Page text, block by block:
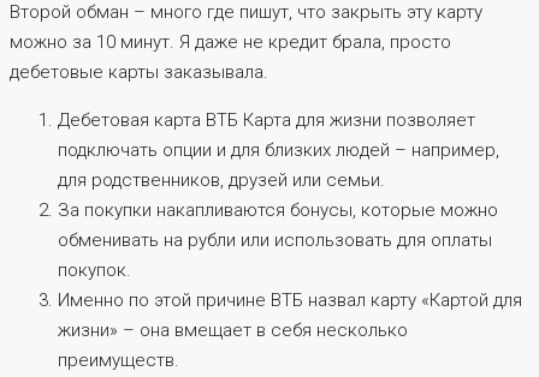
Второй обман – много где пишут, что закрыть эту карту
можно за 10 минут. Я даже не кредит брала, просто
дебетовые карты заказывала.
Дебетовая карта ВТБ Карта для жизни позволяет
подключать опции и для близких людей – например,
для родственников, друзей или семьи.
За покупки накапливаются бонусы, которые можно
обменивать на рубли или использовать для оплаты
покупок.
Именно по этой причине ВТБ назвал карту «Картой для
жизни» – она вмещает в себя несколько
преимуществ.